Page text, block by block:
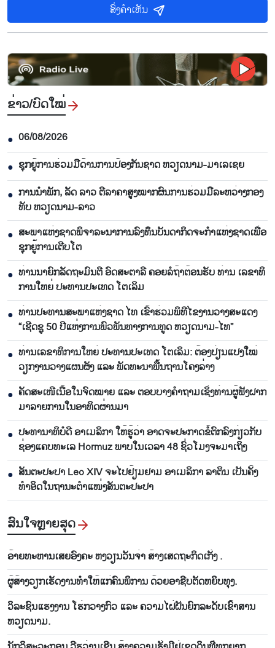
ສົ່ງຄຳເຫັນ
ຂ່າວ/ບົດ​ໃໝ່
● 06/08/2026
● ຊຸກ​ຍູ້​ການ​ຮ່ວມ​ມື​ດ້ານ​ການ​ປ້ອງ​ກັນ​ຊາດ ຫວຽດ​ນາມ-ມາ​ເລ​ເຊຍ
● ການ​ນຳ​ພັກ, ລັດ ລາວ ຕີ​ລາ​ຄາ​ສູງ​ໝາກ​ຜົນ​ການ​ຮ່ວມ​ມື​ລະ​ຫວ່າງກອງ​
ທັບ ຫວຽດ​ນາມ-ລາວ
● ສະ​ພາ​ແຫ່ງ​ຊາດ​ພິ​ຈາ​ລະ​ນາ​​ການລົງ​ທຶນ​ບັນ​ດາ​ກິດ​ຈະ​ກຳ​ແຫ່ງ​ຊາດ​ເພື່ອ​
ຊຸກ​ຍູ້​ການ​ເຕີບ​ໂຕ
● ທ່ານ​ນາ​ຍົກ​ລັດ​ຖະ​ມົນ​ຕີ ອົດ​ສະ​ຕາ​ລີ ​ຄອຍລໍ​ຖ້າ​ຕ້ອນ​ຮັບ ທ່ານ ເລ​ຂາ​ທິ​
ການ​ໃຫຍ່ ປະ​ທານ​ປະ​ເທດ ໂຕ​ເລິມ
● ທ່ານ​ປະ​ທານ​ສະ​ພາ​ແຫ່ງ​ຊາດ ໄທ ເຂົ້າ​ຮ່ວມ​ພິ​ທີ​ໄຂ​ງານ​ວາງ​ສະ​ແດງ
“ເຊີດ​ຊູ 50 ປີ​ແຫ່ງ​ການ​ພົວ​ພັນ​ທາງ​ການ​ທູດ ຫວຽດ​ນາມ-ໄທ”
● ທ່ານເລ​ຂາ​ທິ​ການ​ໃຫຍ່ ປະ​ທານ​ປະ​ເທດ ໂຕ​ເລິມ: ຕ້ອງ​ປ່ຽນ​ແປງ​ໃໝ່​
ວຽກ​ງານ​ວາງ​ແຜນ​ຜັງ ແລະ ​ພັດ​ທະ​ນາ​ພື້ນ​ຖານ​ໂຄງ​ລ່າງ
● ຄັດສະເໜີເນື້ອໃນຈົດໝາຍ ແລະ ຕອບບາງຄຳຖາມເຊິ່ງທ່ານຜູ້ຟັງຝາກ
ມາລາຍການໃນອາທິດຜ່ານມາ
● ປະທານາທິບໍດີ ອາເມລິກາ ໃຫ້ຮູ້ວ່າ ອາດຈະປະກາດຂໍ້ຕົກລົງກ່ຽວກັບ
ຊ່ອງແຄບທະເລ Hormuz ພາບໃນເວລາ 48 ຊົ່ວໂມງຈະມາເຖິງ
● ສັນຕະປະປາ Leo XIV ຈະໄປຢ້ຽມຢາມ ອາເມລິກາ ລາຕິນ ເປັນຄັ້ງ
ທຳອິດໃນຖານະຕຳແໜ່ງສັນຕະປະປາ
ສົນ​ໃຈ​ຫຼາຍ​ສຸດ
ອ້າຍ​ທະ​ຫານ​ເສຍ​ອົງ​ຄະ ຫງວຽນວັນ​ຈ່າ ສ້າງ​ເສດ​ຖະ​ກິດ​ເກັ່ງ .
ຜູ້​ສ້າງວຽກ​ເຮັດ​ງານ​ທ​ຳ​ໃຫ້ແກ່​ຄົນ​ພິ​ການ​ ດ້ວຍ​ອາ​ຊີບ​ຕັດ​ຫຍິບ​ທຸງ.
ວິ​ລະ​ຊົນ​ແຮງ​ງານ ໂຮ່ກວາງ​ກົວ ແລະ ຄວາມ​ໄຝ່​ຝັນ​ຍົກ​ລະ​ດັບ​ເຂົ້າ​ສານ
ຫວຽດ​ນາມ.